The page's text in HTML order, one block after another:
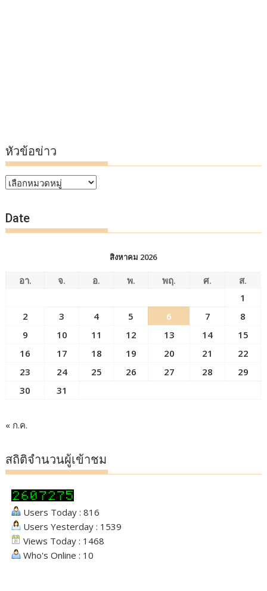
หัวข้อข่าว
หัวข้อ
Date
สิงหาคม 2026
อา. จ. อ. พ. พฤ. ศ.
ส.
1
2
3 4 5 6 7
8
9
10 11 12 13 14
15
16
17 18 19 20 21
22
23
24 25 26 27 28
29
30
31
« ก.ค.
สถิติจำนวนผู้เข้าชม
Users Today : 816
Users Yesterday : 1539
Views Today : 1468
Who's Online : 10